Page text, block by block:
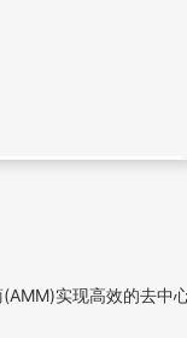
实现高效的去中